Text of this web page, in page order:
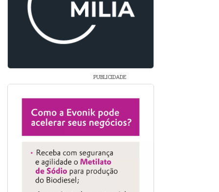
PUBLICIDADE